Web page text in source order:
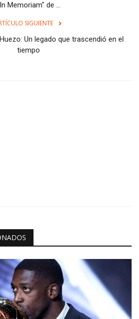
Memoriam" de ...
SIGUIENTE
Un legado que trascendió en el
tiempo